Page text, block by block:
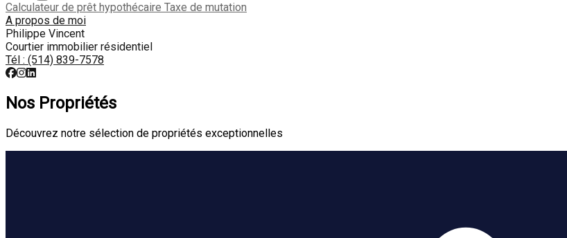
Calculateur de prêt hypothécaire Taxe de mutation
A propos de moi
Philippe Vincent
Courtier immobilier résidentiel
Tél : (514) 839-7578
Nos Propriétés
Découvrez notre sélection de propriétés exceptionnelles